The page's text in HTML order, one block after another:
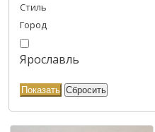
Стиль
Город
Ярославль